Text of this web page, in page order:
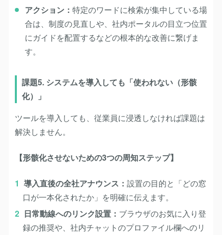
アクション： 特定のワードに検索が集中している場
合は、制度の見直しや、社内ポータルの目立つ位置
にガイドを配置するなどの根本的な改善に繋げま
す。
課題5. システムを導入しても「使われない（形骸
化）」
ツールを導入しても、従業員に浸透しなければ課題は
解決しません。
【形骸化させないための3つの周知ステップ】
導入直後の全社アナウンス ： 設置の目的と「どの窓
口が一本化されたか」を明確に伝えます。
日常動線へのリンク設置： ブラウザのお気に入り登
録の推奨や、社内チャットのプロファイル欄へのリ